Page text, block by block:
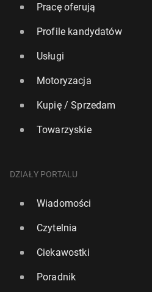
Pracę oferują
Profile kandydatów
Usługi
Motoryzacja
Kupię / Sprzedam
Towarzyskie
DZIAŁY PORTALU
Wiadomości
Czytelnia
Ciekawostki
Poradnik